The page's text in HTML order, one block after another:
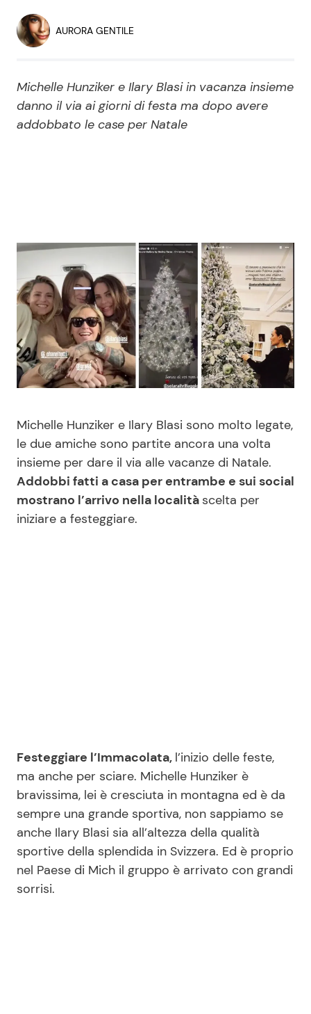
Economia
Persone Scomparse
Politica Reality e Talent
Soap Opera
News Musica
News Spettacolo
Benessere
Casa
Mondo Mamma
News benessere
Salute
Cucina e Ricette
Consigli di Cucina
Le Ricette in TV
Primi Piatti
Info
Chi siamo
Disclaimer e Privacy
Redazione
Contattaci
AURORA GENTILE
Michelle Hunziker e Ilary Blasi in vacanza insieme
danno il via ai giorni di festa ma dopo avere
addobbato le case per Natale
Michelle Hunziker e Ilary Blasi sono molto legate,
le due amiche sono partite ancora una volta
insieme per dare il via alle vacanze di Natale.
Addobbi fatti a casa per entrambe e sui social
mostrano l’arrivo nella località scelta per
iniziare a festeggiare.
Festeggiare l’Immacolata, l’inizio delle feste,
ma anche per sciare. Michelle Hunziker è
bravissima, lei è cresciuta in montagna ed è da
sempre una grande sportiva, non sappiamo se
anche Ilary Blasi sia all’altezza della qualità
sportive della splendida in Svizzera. Ed è proprio
nel Paese di Mich il gruppo è arrivato con grandi
sorrisi.